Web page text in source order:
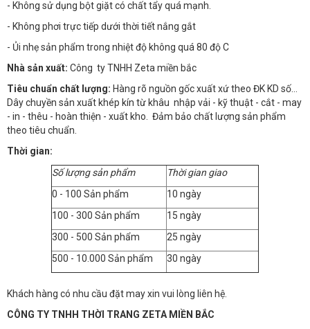
- Không sử dụng bột giặt có chất tẩy quá mạnh.
- Không phơi trực tiếp dưới thời tiết nắng gắt
- Ủi nhẹ sản phẩm trong nhiệt độ không quá 80 độ C
Nhà sản xuất: Công ty TNHH Zeta miền bắc
Tiêu chuẩn chất lượng: Hàng rõ nguồn gốc xuất xứ theo ĐK KD số…
Dây chuyền sản xuất khép kín từ khâu nhập vải - kỹ thuật - cắt - may
- in - thêu - hoàn thiện - xuất kho. Đảm bảo chất lượng sản phẩm
theo tiêu chuẩn.
Thời gian:
Số lượng sản phẩm
Thời gian giao
0 - 100 Sản phẩm
10 ngày
100 - 300 Sản phẩm
15 ngày
300 - 500 Sản phẩm
25 ngày
500 - 10.000 Sản phẩm
30 ngày
Khách hàng có nhu cầu đặt may xin vui lòng liên hệ.
CÔNG TY TNHH THỜI TRANG ZETA MIỀN BẮC